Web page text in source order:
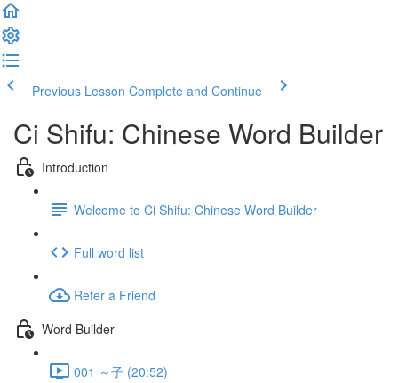
Previous Lesson Complete and Continue
Ci Shifu: Chinese Word Builder
Introduction
Welcome to Ci Shifu: Chinese Word Builder
Full word list
Refer a Friend
Word Builder
001 ～子 (20:52)